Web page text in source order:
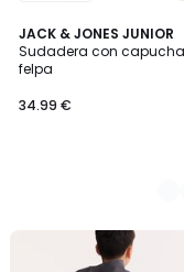
JACK & JONES JUNIOR
Sudadera con
felpa
34.99 €
2
Colores